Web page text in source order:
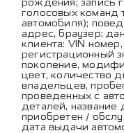
рождения; запись
голосовых команд
автомобиля);
адрес, браузер;
клиента: VIN
регистрационный
поколение,
цвет, количество
владельцев,
проведенных с
деталей, название
приобретен /
дата выдачи